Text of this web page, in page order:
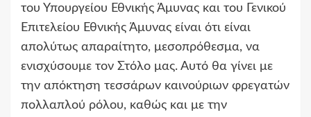
του Υπουργείου Εθνικής Άμυνας και του Γενικού
Επιτελείου Εθνικής Άμυνας είναι ότι είναι
απολύτως απαραίτητο, μεσοπρόθεσμα, να
ενισχύσουμε τον Στόλο μας. Αυτό θα γίνει με
την απόκτηση τεσσάρων καινούριων φρεγατών
πολλαπλού ρόλου, καθώς και με την